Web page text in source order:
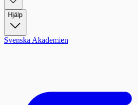
Hjälp
Svenska Akademien